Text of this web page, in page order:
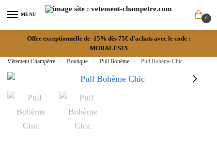
MENU
0
Offre exceptionnelle de -15% dès 75€ d’achats avec le code :
MORALES15
Vêtement Champêtre » Boutique » Pull Bohème » Pull Bohème Chic